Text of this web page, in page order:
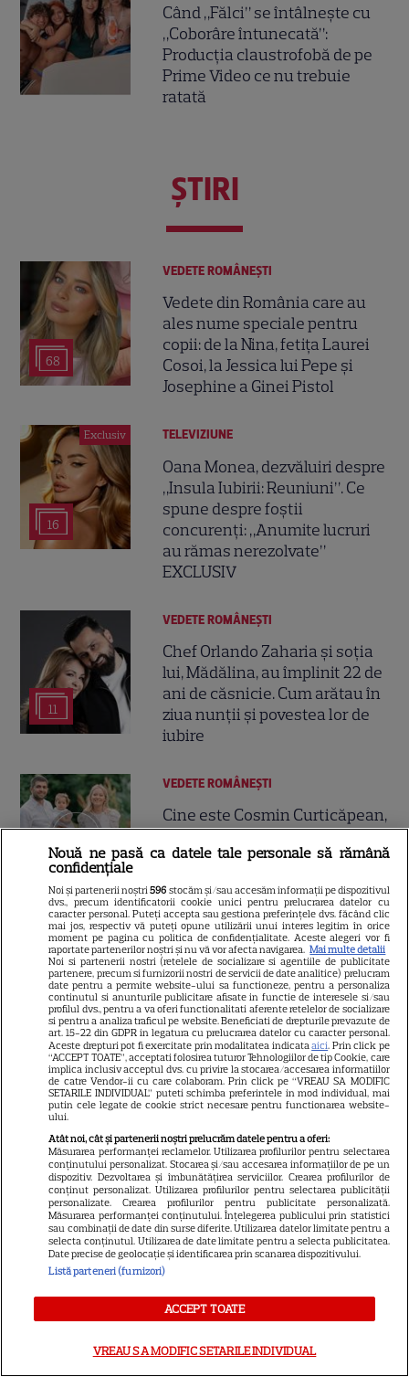
Când „Fălci” se întâlnește cu
„Coborâre întunecată”:
Producția claustrofobă de pe
Prime Video ce nu trebuie
ratată
ŞTIRI
68
VEDETE ROMÂNEŞTI
Vedete din România care au
ales nume speciale pentru
copii: de la Nina, fetița Laurei
Cosoi, la Jessica lui Pepe și
Josephine a Ginei Pistol
Exclusiv
16
TELEVIZIUNE
Oana Monea, dezvăluiri despre
„Insula Iubirii: Reuniuni”. Ce
spune despre foștii
concurenți: „Anumite lucruri
au rămas nerezolvate”
EXCLUSIV
11
VEDETE ROMÂNEŞTI
Chef Orlando Zaharia și soția
lui, Mădălina, au împlinit 22 de
ani de căsnicie. Cum arătau în
ziua nunții și povestea lor de
iubire
29
VEDETE ROMÂNEŞTI
Cine este Cosmin Curticăpean,
soțul Laurei Cosoi. Afaceri,
vârstă și povestea de iubire
7
VEDETE STRĂINE
O mai ții minte pe mama lui
Stifler din „American Pie”?
Jennifer Coolidge, la 64 de ani,
dezvăluie greșeala pe care o
regretă și astăzi
4
VEDETE ROMÂNEŞTI
Cezar Ouatu a devenit tată
pentru prima dată la 46 de ani.
Ce nume deosebit a ales
pentru fetița lui
TELEVIZIUNE
Grila TV de toamnă 2026: toate
premierele confirmate la Pro
TV și Antena 1. Ce show-uri și
seriale revin din septembrie
Nouă ne pasă ca datele tale personale să rămână
confidențiale
Noi și partenerii noștri596 stocăm și/sau accesăm informații pe dispozitivul
dvs., precum identificatorii cookie unici pentru prelucrarea datelor cu
caracter personal. Puteți accepta sau gestiona preferințele dvs. făcând clic
mai jos, respectiv vă puteți opune utilizării unui interes legitim în orice
moment pe pagina cu politica de confidențialitate. Aceste alegeri vor fi
raportate partenerilor noștri și nu vă vor afecta navigarea. Mai multe detalii
Noi si partenerii nostri (retelele de socializare si agentiile de publicitate
partenere, precum si furnizorii nostri de servicii de date analitice) prelucram
date pentru a permite website-ului sa functioneze, pentru a personaliza
continutul si anunturile publicitare afisate in functie de interesele si/sau
profilul dvs., pentru a va oferi functionalitati aferente retelelor de socializare
si pentru a analiza traficul pe website. Beneficiati de drepturile prevazute de
art. 15-22 din GDPR in legatura cu prelucrarea datelor cu caracter personal.
Aceste drepturi pot fi exercitate prin modalitatea indicataaici. Prin click pe
“ACCEPT TOATE”, acceptati folosirea tuturor Tehnologiilor de tip Cookie, care
implica inclusiv acceptul dvs. cu privire la stocarea/accesarea informatiilor
de catre Vendor-ii cu care colaboram. Prin click pe “VREAU SA MODIFIC
SETARILE INDIVIDUAL” puteti schimba preferintele in mod individual, mai
putin cele legate de cookie strict necesare pentru functionarea website-
ului.
Atât noi, cât și partenerii noștri prelucrăm datele pentru a oferi:
Măsurarea performanței reclamelor. Utilizarea profilurilor pentru selectarea
conținutului personalizat. Stocarea și/sau accesarea informațiilor de pe un
dispozitiv. Dezvoltarea și îmbunătățirea serviciilor. Crearea profilurilor de
conținut personalizat. Utilizarea profilurilor pentru selectarea publicității
personalizate. Crearea profilurilor pentru publicitate personalizată.
Măsurarea performanței conținutului. Înțelegerea publicului prin statistici
sau combinații de date din surse diferite. Utilizarea datelor limitate pentru a
selecta conținutul. Utilizarea de date limitate pentru a selecta publicitatea.
Date precise de geolocație și identificarea prin scanarea dispozitivului.
Listă parteneri (furnizori)
ACCEPT TOATE
VREAU SA MODIFIC SETARILE INDIVIDUAL